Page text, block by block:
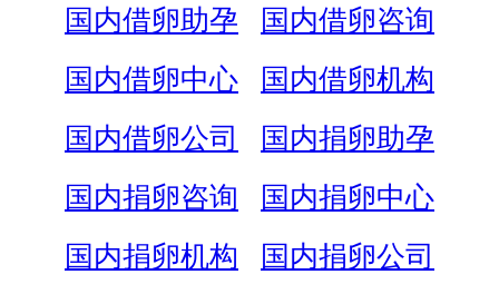
国内借卵助孕
国内借卵咨询
国内借卵中心
国内借卵机构
国内借卵公司
国内捐卵助孕
国内捐卵咨询
国内捐卵中心
国内捐卵机构
国内捐卵公司